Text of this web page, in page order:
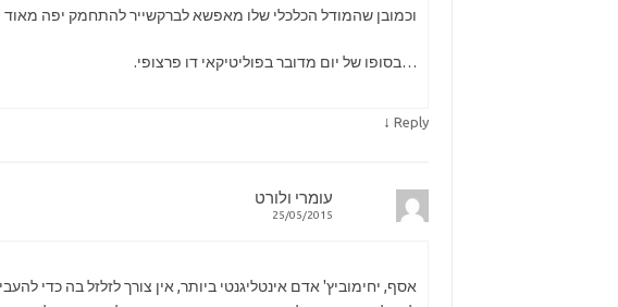
וכמובן שהמודל הכלכלי שלו מאפשא לברקשייר להתחמק יפה
…בסופו של יום מדובר בפוליטיקאי דו פרצופי.
Reply
↓
עומרי ולורט
25/05/2015
אסף, יחימוביץ' אדם אינטליגנטי ביותר, אין צורך לזלזל בה כדי